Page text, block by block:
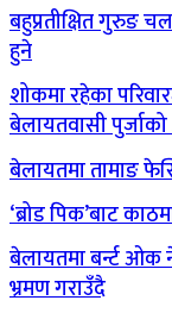
बहुप्रतीक्षित गुरुङ
हुने
शोकमा रहेका
बेलायतवासी
बेलायतमा तामाङ
‘ब्रोड पिक’बाट
बेलायतमा बर्न्ट ओक
भ्रमण गराउँदै